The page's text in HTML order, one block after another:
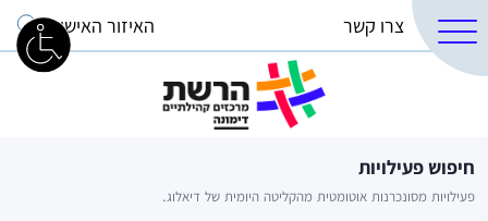
צרו קשר האיזור האישי
חיפוש פעילויות
פעילויות מסונכרנות אוטומטית מהקליטה היומית של דיאלוג.